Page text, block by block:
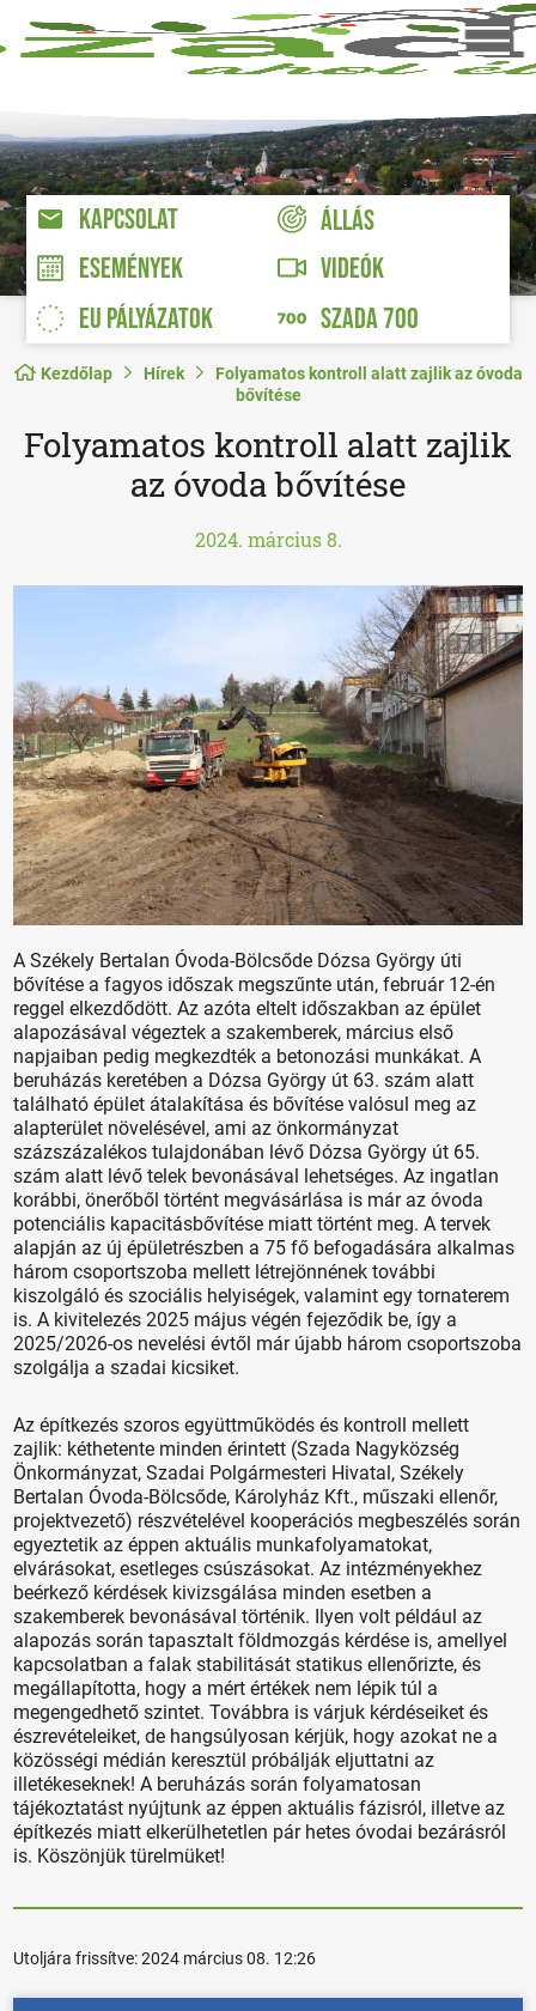
KAPCSOLAT
ÁLLÁS
ESEMÉNYEK
VIDEÓK
EU PÁLYÁZATOK
SZADA 700
Kezdőlap Hírek
Folyamatos kontroll alatt zajlik az óvoda
bővítése
Folyamatos kontroll alatt zajlik
az óvoda bővítése
2024. március 8.
A Székely Bertalan Óvoda-Bölcsőde Dózsa György úti
bővítése a fagyos időszak megszűnte után, február 12-én
reggel elkezdődött. Az azóta eltelt időszakban az épület
alapozásával végeztek a szakemberek, március első
napjaiban pedig megkezdték a betonozási munkákat. A
beruházás keretében a Dózsa György út 63. szám alatt
található épület átalakítása és bővítése valósul meg az
alapterület növelésével, ami az önkormányzat
százszázalékos tulajdonában lévő Dózsa György út 65.
szám alatt lévő telek bevonásával lehetséges. Az ingatlan
korábbi, önerőből történt megvásárlása is már az óvoda
potenciális kapacitásbővítése miatt történt meg. A tervek
alapján az új épületrészben a 75 fő befogadására alkalmas
három csoportszoba mellett létrejönnének további
kiszolgáló és szociális helyiségek, valamint egy tornaterem
is. A kivitelezés 2025 május végén fejeződik be, így a
2025/2026-os nevelési évtől már újabb három csoportszoba
szolgálja a szadai kicsiket.
Az építkezés szoros együttműködés és kontroll mellett
zajlik: kéthetente minden érintett (Szada Nagyközség
Önkormányzat, Szadai Polgármesteri Hivatal, Székely
Bertalan Óvoda-Bölcsőde, Károlyház Kft., műszaki ellenőr,
projektvezető) részvételével kooperációs megbeszélés során
egyeztetik az éppen aktuális munkafolyamatokat,
elvárásokat, esetleges csúszásokat. Az intézményekhez
beérkező kérdések kivizsgálása minden esetben a
szakemberek bevonásával történik. Ilyen volt például az
alapozás során tapasztalt földmozgás kérdése is, amellyel
kapcsolatban a falak stabilitását statikus ellenőrizte, és
megállapította, hogy a mért értékek nem lépik túl a
megengedhető szintet. Továbbra is várjuk kérdéseiket és
észrevételeiket, de hangsúlyosan kérjük, hogy azokat ne a
közösségi médián keresztül próbálják eljuttatni az
illetékeseknek! A beruházás során folyamatosan
tájékoztatást nyújtunk az éppen aktuális fázisról, illetve az
építkezés miatt elkerülhetetlen pár hetes óvodai bezárásról
is. Köszönjük türelmüket!
Utoljára frissítve:2024 március 08. 12:26